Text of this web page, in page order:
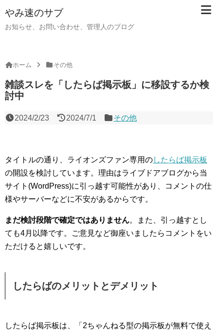
やみ速のサブ
お知らせ、お問い合わせ、管理人のブログ
ホーム その他
雑談スレを「したらば掲示板」に移設するか検
討中
2024/2/23 2024/7/1 その他
タイトルの通り、ライオンズファン専用のしたらば掲示板
の開設を検討しています。理由はライブドアブログから当
サイト(WordPress)に引っ越す可能性があり、コメントの仕
様やサーバーなどに不安があるからです。
まだ検討段階で確定ではありません。また、引っ越すとし
ても4月以降です。ご意見など御座いましたらコメントをい
ただけると嬉しいです。
したらばのメリットとデメリット
したらば掲示板は、「2ちゃんねる型の掲示板が無料で使え